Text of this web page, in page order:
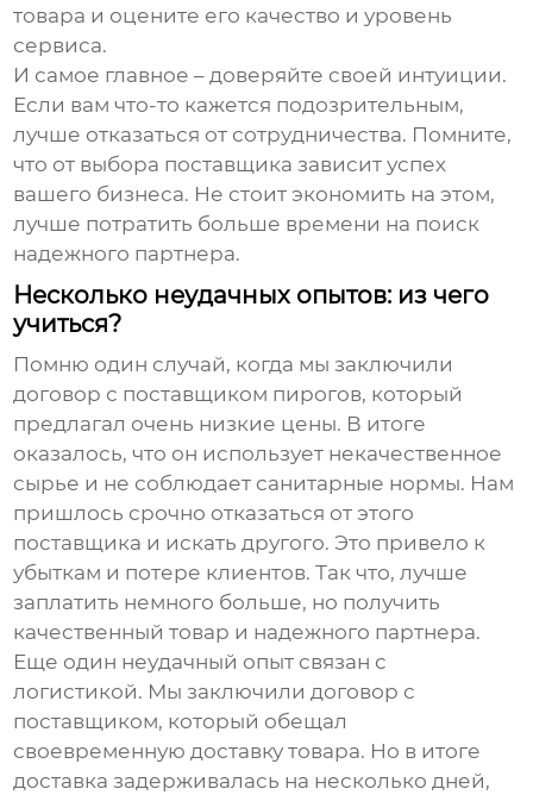
товара и оцените его качество и уровень
сервиса.
И самое главное – доверяйте своей интуиции.
Если вам что-то кажется подозрительным,
лучше отказаться от сотрудничества. Помните,
что от выбора поставщика зависит успех
вашего бизнеса. Не стоит экономить на этом,
лучше потратить больше времени на поиск
надежного партнера.
Несколько неудачных опытов: из чего
учиться?
Помню один случай, когда мы заключили
договор с поставщиком пирогов, который
предлагал очень низкие цены. В итоге
оказалось, что он использует некачественное
сырье и не соблюдает санитарные нормы. Нам
пришлось срочно отказаться от этого
поставщика и искать другого. Это привело к
убыткам и потере клиентов. Так что, лучше
заплатить немного больше, но получить
качественный товар и надежного партнера.
Еще один неудачный опыт связан с
логистикой. Мы заключили договор с
поставщиком, который обещал
своевременную доставку товара. Но в итоге
доставка задерживалась на несколько дней,